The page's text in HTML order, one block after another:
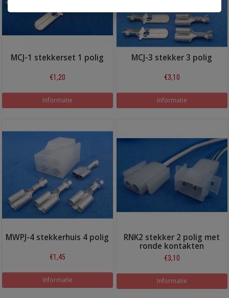
MCJ-1 stekkerset 1 polig
€1,20
Informatie
MCJ-3 stekker 3 polig
€3,10
Informatie
MWPJ-4 stekkerhuis 4 polig
€1,45
Informatie
RNK2 stekker 2 polig met
ronde kontakten
€3,10
Informatie